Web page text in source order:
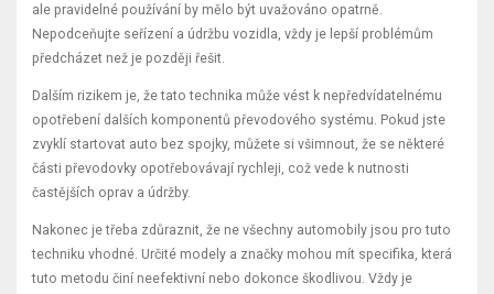
ale pravidelné používání by mělo být uvažováno opatrně.
Nepodceňujte seřízení a údržbu vozidla, vždy je lepší problémům
předcházet než je později řešit.
Dalším rizikem je, že tato technika může vést k nepředvídatelnému
opotřebení dalších komponentů převodového systému. Pokud jste
zvyklí startovat auto bez spojky, můžete si všimnout, že se některé
části převodovky opotřebovávají rychleji, což vede k nutnosti
častějších oprav a údržby.
Nakonec je třeba zdůraznit, že ne všechny automobily jsou pro tuto
techniku vhodné. Určité modely a značky mohou mít specifika, která
tuto metodu činí neefektivní nebo dokonce škodlivou. Vždy je